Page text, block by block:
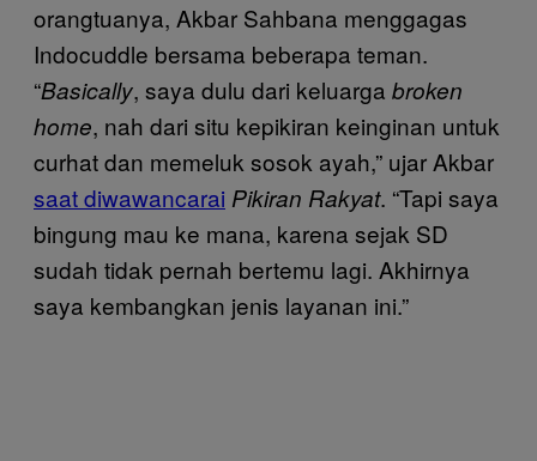
orangtuanya, Akbar Sahbana menggagas
Indocuddle bersama beberapa teman.
“Basically, saya dulu dari keluarga broken
home, nah dari situ kepikiran keinginan untuk
curhat dan memeluk sosok ayah,” ujar Akbar
saat diwawancarai Pikiran Rakyat. “Tapi saya
bingung mau ke mana, karena sejak SD
sudah tidak pernah bertemu lagi. Akhirnya
saya kembangkan jenis layanan ini.”